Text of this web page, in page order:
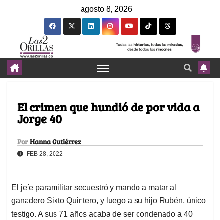
agosto 8, 2026
El crimen que hundió de por vida a
Jorge 40
Por Hanna Gutiérrez
FEB 28, 2022
El jefe paramilitar secuestró y mandó a matar al
ganadero Sixto Quintero, y luego a su hijo Rubén, único
testigo. A sus 71 años acaba de ser condenado a 40